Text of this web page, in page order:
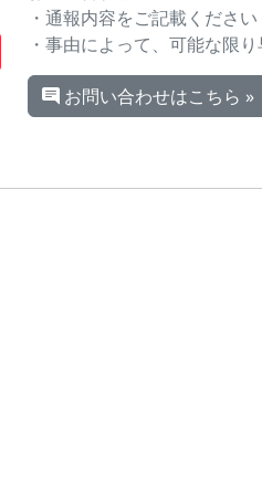
・通報内容をご記載ください
・事由によって、可能な限
お問い合わせはこちら »